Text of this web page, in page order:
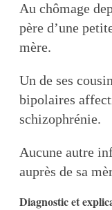
Au chômage
père d’une
mère.
Un de ses
bipolaires
schizophrénie.
Aucune autre
auprès de sa
Diagnostic et